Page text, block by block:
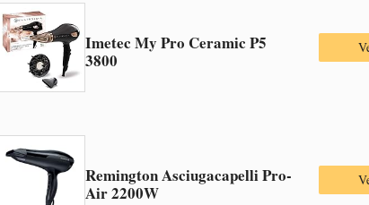
Imetec My Pro Ceramic P5
3800
Remington Asciugacapelli Pro-
Air 2200W